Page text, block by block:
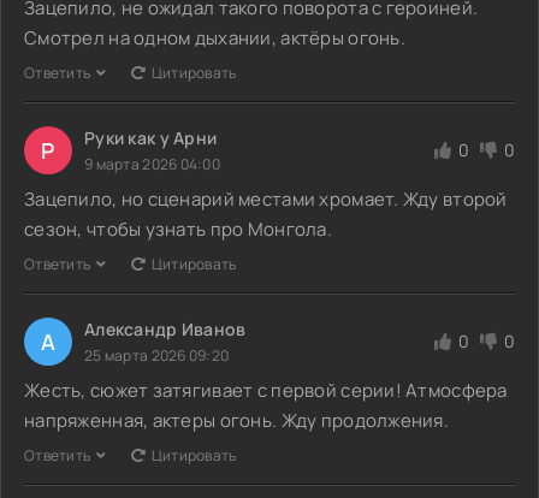
Зацепило, не ожидал такого поворота с героиней.
Смотрел на одном дыхании, актёры огонь.
Ответить Цитировать
Р Руки как у Арни
9 марта 2026 04:00
0 0
Зацепило, но сценарий местами хромает. Жду второй
сезон, чтобы узнать про Монгола.
Ответить Цитировать
А Александр Иванов
25 марта 2026 09:20
0 0
Жесть, сюжет затягивает с первой серии! Атмосфера
напряженная, актеры огонь. Жду продолжения.
Ответить Цитировать